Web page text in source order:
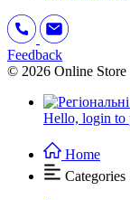
Feedback
© 2026 Online Store
Hello, login to
Home
Categories